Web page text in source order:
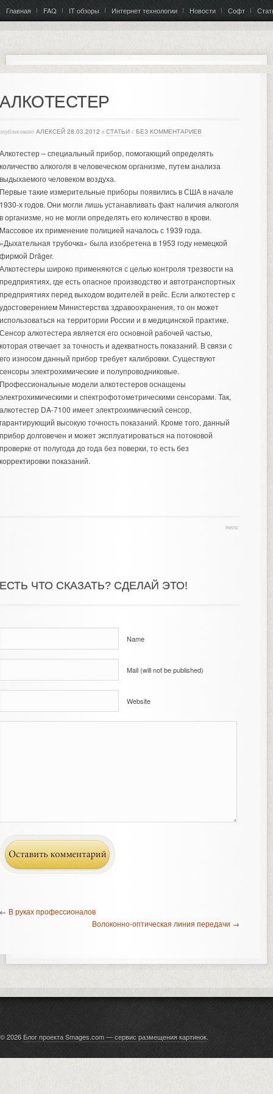
Главная FAQ IT обзоры Интернет технологии Новости Софт
АЛЕКСЕЙ 28.03.2012 в СТАТЬИ с БЕЗ КОММЕНТАРИЕВ
– специальный прибор, помогающий определять
алкоголя в человеческом организме, путем анализа
человеком воздуха.
такие измерительные приборы появились в США в начале
х годов. Они могли лишь устанавливать факт наличия алкоголя
организме, но не могли определять его количество в крови.
их применение полицией началось с 1939 года.
трубочка» была изобретена в 1953 году немецкой
Dräger.
широко применяются с целью контроля трезвости на
где есть опасное производство и автотранспортных
перед выходом водителей в рейс. Если алкотестер с
Министерства здравоохранения, то он может
на территории России и в медицинской практике.
алкотестера является его основной рабочей частью,
отвечает за точность и адекватность показаний. В связи с
износом данный прибор требует калибровки. Существуют
электрохимические и полупроводниковые.
модели алкотестеров оснащены
и спектрофотометрическими сенсорами. Так,
DA-7100 имеет электрохимический сенсор,
высокую точность показаний. Кроме того, данный
долговечен и может эксплуатироваться на потоковой
от полугода до года без поверки, то есть без
показаний.
теги:
ЧТО СКАЗАТЬ? СДЕЛАЙ ЭТО!
Name
Mail (will not be published)
Website
В руках профессионалов
Волоконно-оптическая линия передачи →
© 2026 Блог проекта Smages.com — сервис размещения картинок.